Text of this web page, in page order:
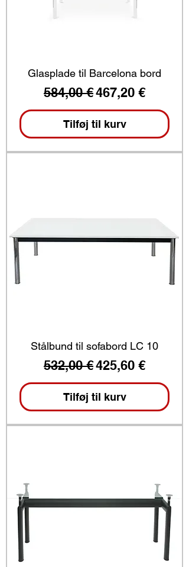
Glasplade til Barcelona bord
Regulær pris
584,00 €Salgspris
467,20 €
Tilføj til kurv
Stålbund til sofabord LC 10
Regulær pris
532,00 €Salgspris
425,60 €
Tilføj til kurv